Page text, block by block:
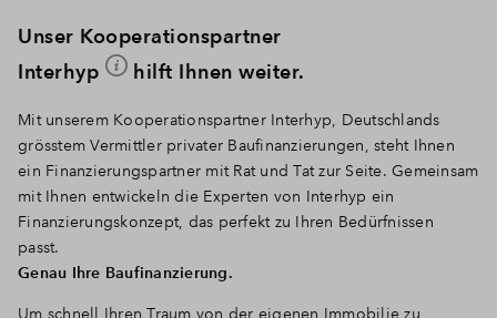
Unser Kooperationspartner
Interhyp
hilft Ihnen weiter.
Mit unserem Kooperationspartner Interhyp, Deutschlands
grösstem Vermittler privater Baufinanzierungen, steht Ihnen
ein Finanzierungspartner mit Rat und Tat zur Seite. Gemeinsam
mit Ihnen entwickeln die Experten von Interhyp ein
Finanzierungskonzept, das perfekt zu Ihren Bedürfnissen
passt.
Genau Ihre Baufinanzierung.
Um schnell Ihren Traum von der eigenen Immobilie zu